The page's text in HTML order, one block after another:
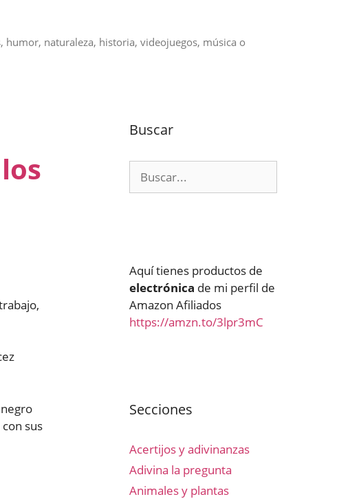
humor, naturaleza, historia, videojuegos, música o
sus
Buscar
Aquí tienes productos de
electrónica de mi perfil de
Amazon Afiliados
https://amzn.to/3lpr3mC
Secciones
Acertijos y adivinanzas
Adivina la pregunta
Animales y plantas